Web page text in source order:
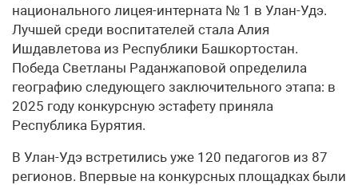
национального лицея-интерната № 1 в Улан-Удэ.
Лучшей среди воспитателей стала Алия
Ишдавлетова из Республики Башкортостан.
Победа Светланы Раданжаповой определила
географию следующего заключительного этапа: в
2025 году конкурсную эстафету приняла
Республика Бурятия.
В Улан-Удэ встретились уже 120 педагогов из 87
регионов. Впервые на конкурсных площадках были